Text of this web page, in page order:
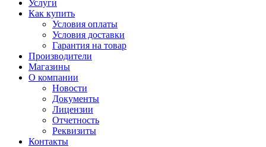
Услуги
Как купить
Условия оплаты
Условия доставки
Гарантия на товар
Производители
Магазины
О компании
Новости
Документы
Лицензии
Отчетность
Реквизиты
Контакты